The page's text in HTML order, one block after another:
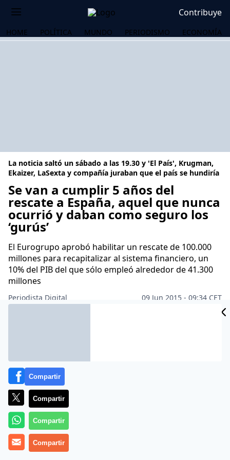
Contribuye
HOME POLÍTICA MUNDO PERIODISMO ECONOMÍA
La noticia saltó un sábado a las 19.30 y 'El País', Krugman,
Ekaizer, LaSexta y compañía juraban que el país se hundiría
Se van a cumplir 5 años del
rescate a España, aquel que nunca
ocurrió y daban como seguro los
‘gurús’
El Eurogrupo aprobó habilitar un rescate de 100.000
millones para recapitalizar al sistema financiero, un
10% del PIB del que sólo empleó alrededor de 41.300
millones
Periodista Digital
09 Jun 2015 - 09:34 CET
Compartir
Compartir
Compartir
Compartir